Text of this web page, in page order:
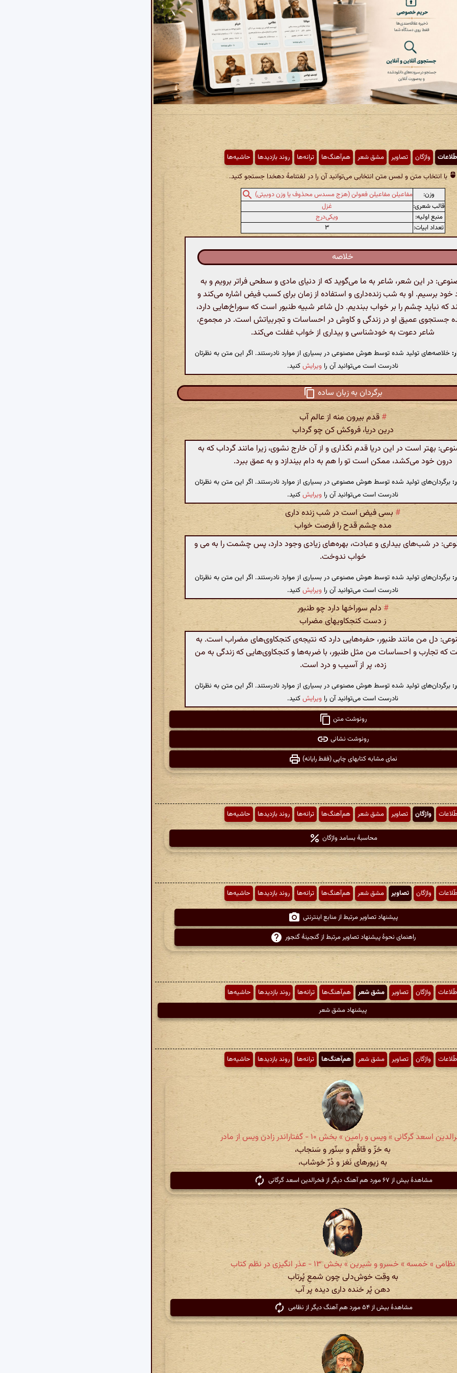
واژگان تصاویر مشق شعر هم‌آهنگ‌ها ترانه‌ها روند بازدیدها حاشیه‌ها
با انتخاب متن و لمس متن انتخابی می‌توانید آن را در لغتنامهٔ دهخدا جستجو کنید.
وزن:
مفاعیلن مفاعیلن فعولن (هزج مسدس محذوف یا وزن دوبیتی)
قالب شعری:
غزل
منبع اولیه:
ویکی‌درج
تعداد ابیات:
۳
خلاصه
در این شعر، شاعر به ما می‌گوید که از دنیای مادی و سطحی فراتر برویم و به
برسیم. او به شب زنده‌داری و استفاده از زمان برای کسب فیض اشاره می‌کند و
که نباید چشم را بر خواب ببندیم. دل شاعر شبیه طنبور است که سوراخ‌هایی دارد،
جستجوی عمیق او در زندگی و کاوش در احساسات و تجربیاتش است. در مجموع،
شاعر دعوت به خودشناسی و بیداری از خواب غفلت می‌کند.
خلاصه‌های تولید شده توسط هوش مصنوعی در بسیاری از موارد نادرستند. اگر این متن به نظرتان
نادرست است می‌توانید آن را ویرایشکنید.
برگردان به زبان ساده
# قدم بیرون منه از عالم آب
درین دریا، فروکش کن چو گرداب
بهتر است در این دریا قدم نگذاری و از آن خارج نشوی، زیرا مانند گرداب که به
درون خود می‌کشد، ممکن است تو را هم به دام بیندازد و به عمق ببرد.
برگردان‌های تولید شده توسط هوش مصنوعی در بسیاری از موارد نادرستند. اگر این متن به نظرتان
نادرست است می‌توانید آن را ویرایشکنید.
# بسی فیض است در شب زنده داری
مده چشم قدح را فرصت خواب
در شب‌های بیداری و عبادت، بهره‌های زیادی وجود دارد، پس چشمت را به می و
خواب ندوخت.
برگردان‌های تولید شده توسط هوش مصنوعی در بسیاری از موارد نادرستند. اگر این متن به نظرتان
نادرست است می‌توانید آن را ویرایشکنید.
# دلم سوراخها دارد چو طنبور
ز دست کنجکاویهای مضراب
دل من مانند طنبور، حفره‌هایی دارد که نتیجه‌ی کنجکاوی‌های مضراب است. به
که تجارب و احساسات من مثل طنبور، با ضربه‌ها و کنجکاوی‌هایی که زندگی به من
زده، پر از آسیب و درد است.
برگردان‌های تولید شده توسط هوش مصنوعی در بسیاری از موارد نادرستند. اگر این متن به نظرتان
نادرست است می‌توانید آن را ویرایشکنید.
رونوشت متن
رونوشت نشانی
نمای مشابه کتابهای چاپی (فقط رایانه)
واژگان تصاویر مشق شعر هم‌آهنگ‌ها ترانه‌ها روند بازدیدها حاشیه‌ها
محاسبهٔ بسامد واژگان
واژگان تصاویر مشق شعر هم‌آهنگ‌ها ترانه‌ها روند بازدیدها حاشیه‌ها
پیشنهاد تصاویر مرتبط از منابع اینترنتی
راهنمای نحوهٔ پیشنهاد تصاویر مرتبط از گنجینهٔ گنجور
واژگان تصاویر مشق شعر هم‌آهنگ‌ها ترانه‌ها روند بازدیدها
حاشیه‌ها
پیشنهاد مشق شعر
واژگان تصاویر مشق شعر هم‌آهنگ‌ها ترانه‌ها روند بازدیدها حاشیه‌ها
اسعد گرگانی » ویس و رامین » بخش ۱۰ - گفتاراندر زادن ویس از مادر
به خزّ و قاقُم و سِنّور و سَنجاب،
به زیورهای نَغز و دُرِّ خوشاب،
مشاهدهٔ بیش از ۶۷ مورد هم آهنگ دیگر از فخرالدین اسعد گرگانی
نظامی » خمسه » خسرو و شیرین » بخش ۱۳ - عذر انگیزی در نظم کتاب
به وقت خوش‌دلی چون شمعِ پُرتاب
دهن پُر خنده داری دیده پر آب
مشاهدهٔ بیش از ۵۴ مورد هم آهنگ دیگر از نظامی